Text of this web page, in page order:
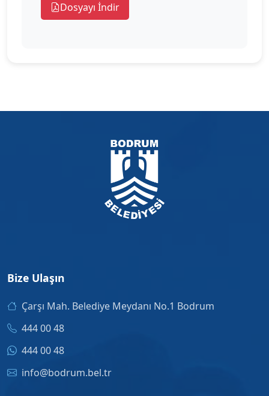
Dosyayı İndir
Bize Ulaşın
Çarşı Mah. Belediye Meydanı No.1 Bodrum
444 00 48
444 00 48
info@bodrum.bel.tr